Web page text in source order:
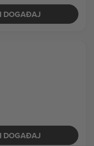
DOGAĐAJ
DOGAĐAJ